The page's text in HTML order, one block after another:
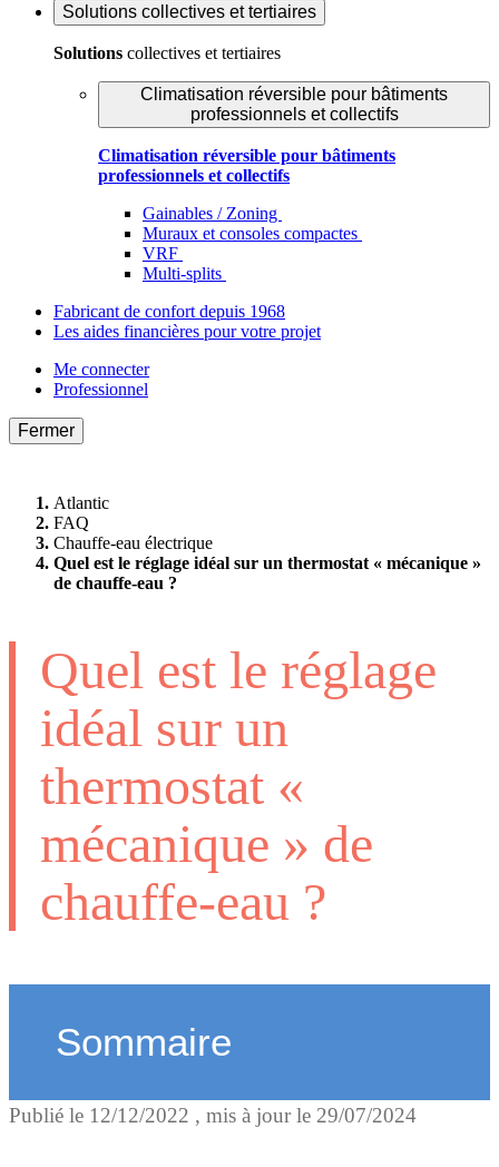
Solutions collectives et tertiaires
Solutions collectives et tertiaires
Climatisation réversible pour bâtiments
professionnels et collectifs
Climatisation réversible pour bâtiments
professionnels et collectifs
Gainables / Zoning
Muraux et consoles compactes
VRF
Multi-splits
Fabricant de confort depuis 1968
Les aides financières pour votre projet
Me connecter
Professionnel
Fermer
Atlantic
FAQ
Chauffe-eau électrique
Quel est le réglage idéal sur un thermostat « mécanique »
de chauffe-eau ?
Quel est le réglage
idéal sur un
thermostat «
mécanique » de
chauffe-eau ?
Sommaire
Comment avoir un
Publié le 12/12/2022 , mis à jour le 29/07/2024